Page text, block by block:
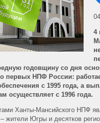
4
годовщину со дня
первых НПФ России:
с 1995 года, а
осуществляет с 1996 года.
Ханты-Мансийского НПФ
жители Югры и десятков